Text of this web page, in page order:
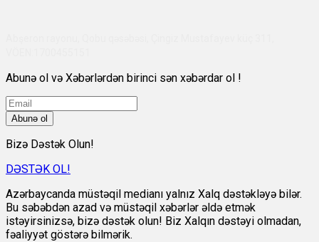
Abunə ol və Xəbərlərdən birinci sən xəbərdar ol !
Abunə ol
Bizə Dəstək Olun!
DƏSTƏK OL!
Azərbaycanda müstəqil medianı yalnız Xalq dəstəkləyə bilər.
Bu səbəbdən azad və müstəqil xəbərlər əldə etmək
istəyirsinizsə, bizə dəstək olun! Biz Xalqın dəstəyi olmadan,
fəaliyyət göstərə bilmərik.